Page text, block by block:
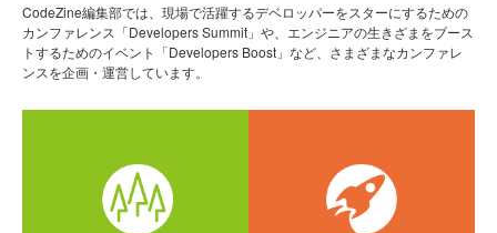
CodeZine編集部では、現場で活躍するデベロッパーをスターにするための
カンファレンス「Developers Summit」や、エンジニアの生きざまをブース
トするためのイベント「Developers Boost」など、さまざまなカンファレ
ンスを企画・運営しています。